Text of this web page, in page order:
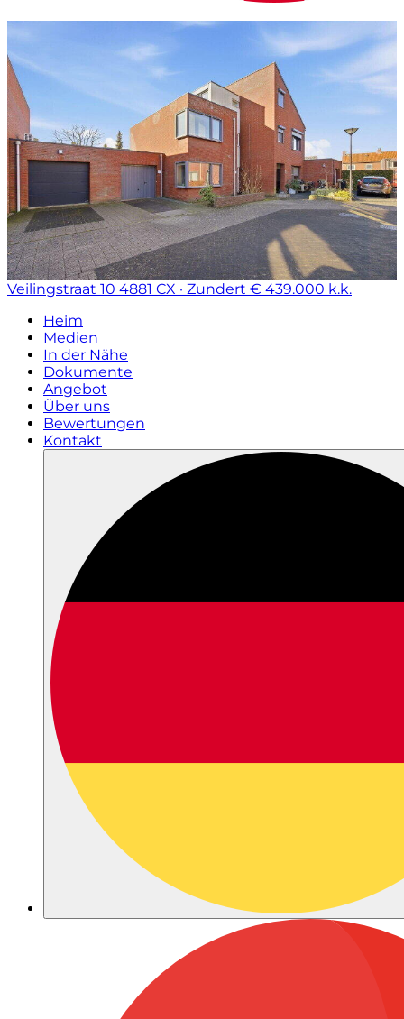
Veilingstraat 10 4881 CX · Zundert € 439.000 k.k.
Heim
Medien
In der Nähe
Dokumente
Angebot
Über uns
Bewertungen
Kontakt